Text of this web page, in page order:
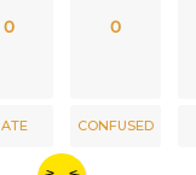
0 0
CONFUSED